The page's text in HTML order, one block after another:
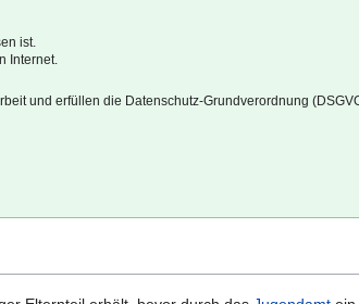
ist.
Internet.
und erfüllen die Datenschutz-Grundverordnung